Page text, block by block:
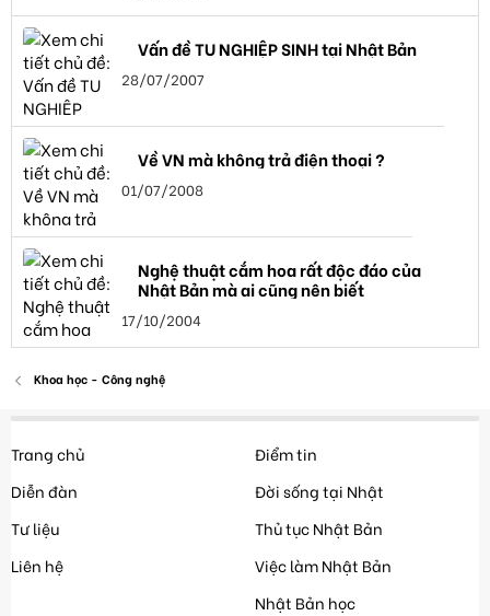
Vấn đề TU NGHIỆP SINH tại Nhật Bản
28/07/2007
Về VN mà không trả điện thoại ?
01/07/2008
Nghệ thuật cắm hoa rất độc đáo của
Nhật Bản mà ai cũng nên biết
17/10/2004
Khoa học - Công nghệ
Trang chủ
Diễn đàn
Tư liệu
Liên hệ
Điểm tin
Đời sống tại Nhật
Thủ tục Nhật Bản
Việc làm Nhật Bản
Nhật Bản học